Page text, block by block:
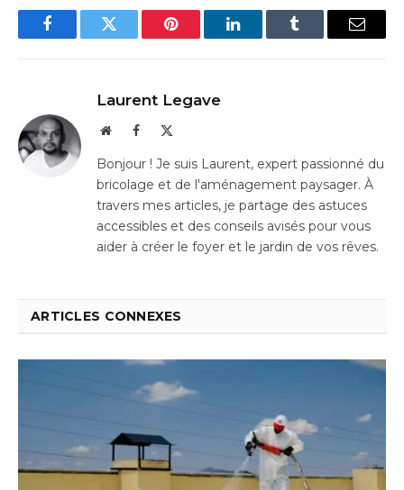
FacebookTwitter Pinterest LinkedInTumblr Email
Laurent Legave
WebsiteFacebook
Bonjour ! Je suis Laurent, expert passionné du
bricolage et de l'aménagement paysager. À
travers mes articles, je partage des astuces
accessibles et des conseils avisés pour vous
aider à créer le foyer et le jardin de vos rêves.
ARTICLES CONNEXES